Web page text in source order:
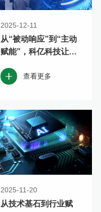
2025-12-11
从“被动响应”到“主动
赋能”，科亿科技让服
气与后盾！
查看更多
2025-11-20
从技术基石到行业赋